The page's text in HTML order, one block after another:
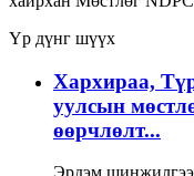
Үр дүнг шүүх
Хархираа,
уулсын
өөрчлөлт...